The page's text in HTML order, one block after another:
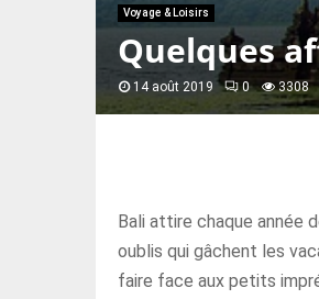
Voyage & Loisirs
Quelques
14 août 2019 0 3308
Bali attire chaque année
oublis qui gâchent les
faire face aux petits